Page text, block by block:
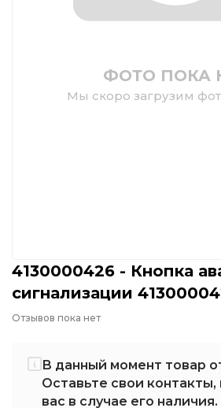
ФОТО ПОКА
Мы скоро загрузим
4130000426 - Кнопка
сигнализации
Отзывов пока нет
В данный момент товар
Оставьте свои
вас в случае его наличия.